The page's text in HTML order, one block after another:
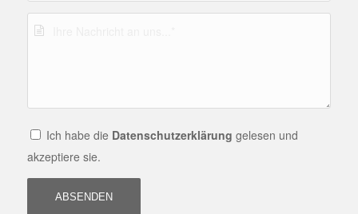
Ich habe die Datenschutzerklärung gelesen und
akzeptiere sie.